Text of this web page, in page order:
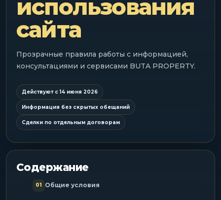
Позвонить: +90 535 500 06 66
WhatsApp
использования
сайта
Прозрачные правила работы с информацией,
консультациями и сервисами BUTA PROPERTY.
Действуют с 14 июня 2026
Информация без скрытых обещаний
Сделки по отдельным договорам
Содержание
01 Общие условия